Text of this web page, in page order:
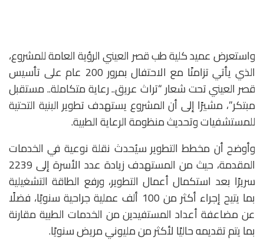
واستعرض عميد كلية طب قصر العيني الرؤية العامة للمشروع،
الذي يأتي تزامنًا مع الاحتفال بمرور 200 عام على تأسيس
قصر العيني تحت شعار “تراث عريق.. رعاية متكاملة.. مستقبل
مبتكر”، مشيرًا إلى أن المشروع يستهدف تطوير البنية التحتية
للمستشفيات وتحديث منظومة الرعاية الطبية.
وأوضح أن مخطط التطوير سيُحدث نقلة نوعية في الخدمات
المقدمة، حيث من المستهدف زيادة عدد الأسرة إلى 2239
سريرًا بعد استكمال أعمال التطوير، ورفع الطاقة التشغيلية
بما يتيح إجراء أكثر من 100 ألف عملية جراحية سنويًا، فضلًا
عن مضاعفة أعداد المستفيدين من الخدمات الطبية مقارنة
بما يتم تقديمه حاليًا لأكثر من مليوني مريض سنويًا.